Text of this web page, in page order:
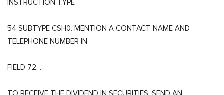
INSTRUCTION TYPE
54 SUBTYPE CSH0. MENTION A CONTACT NAME AND
TELEPHONE NUMBER IN
FIELD 72. .